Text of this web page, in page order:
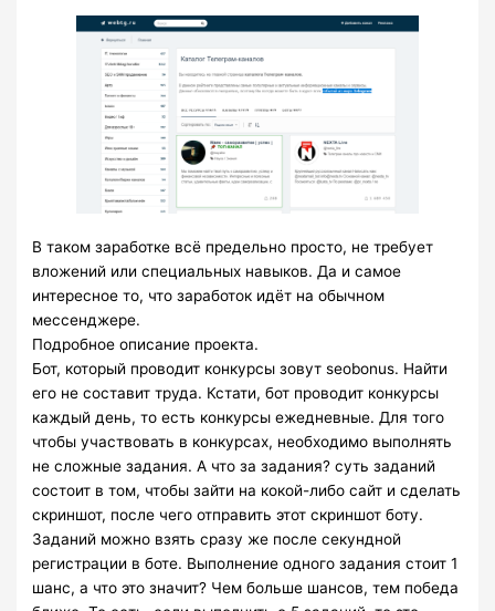
В таком заработке всё предельно просто, не требует
вложений или специальных навыков. Да и самое
интересное то, что заработок идёт на обычном
мессенджере.
Подробное описание проекта.
Бот, который проводит конкурсы зовут seobonus. Найти
его не составит труда. Кстати, бот проводит конкурсы
каждый день, то есть конкурсы ежедневные. Для того
чтобы участвовать в конкурсах, необходимо выполнять
не сложные задания. А что за задания? суть заданий
состоит в том, чтобы зайти на кокой-либо сайт и сделать
скриншот, после чего отправить этот скриншот боту.
Заданий можно взять сразу же после секундной
регистрации в боте. Выполнение одного задания стоит 1
шанс, а что это значит? Чем больше шансов, тем победа